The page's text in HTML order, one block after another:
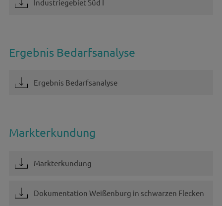
Industriegebiet Süd I
Ergebnis Bedarfsanalyse
Ergebnis Bedarfsanalyse
Markterkundung
Markterkundung
Dokumentation Weißenburg in schwarzen Flecken